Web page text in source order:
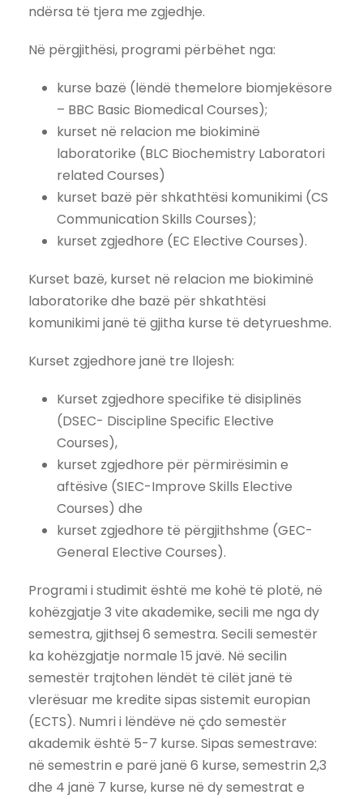
ndërsa të tjera me zgjedhje.
Në përgjithësi, programi përbëhet nga:
kurse bazë (lëndë themelore biomjekësore
– BBC Basic Biomedical Courses);
kurset në relacion me biokiminë
laboratorike (BLC Biochemistry Laboratori
related Courses)
kurset bazë për shkathtësi komunikimi (CS
Communication Skills Courses);
kurset zgjedhore (EC Elective Courses).
Kurset bazë, kurset në relacion me biokiminë
laboratorike dhe bazë për shkathtësi
komunikimi janë të gjitha kurse të detyrueshme.
Kurset zgjedhore janë tre llojesh:
Kurset zgjedhore specifike të disiplinës
(DSEC- Discipline Specific Elective
Courses),
kurset zgjedhore për përmirësimin e
aftësive (SIEC-Improve Skills Elective
Courses) dhe
kurset zgjedhore të përgjithshme (GEC-
General Elective Courses).
Programi i studimit është me kohë të plotë, në
kohëzgjatje 3 vite akademike, secili me nga dy
semestra, gjithsej 6 semestra. Secili semestër
ka kohëzgjatje normale 15 javë. Në secilin
semestër trajtohen lëndët të cilët janë të
vlerësuar me kredite sipas sistemit europian
(ECTS). Numri i lëndëve në çdo semestër
akademik është 5-7 kurse. Sipas semestrave:
në semestrin e parë janë 6 kurse, semestrin 2,3
dhe 4 janë 7 kurse, kurse në dy semestrat e